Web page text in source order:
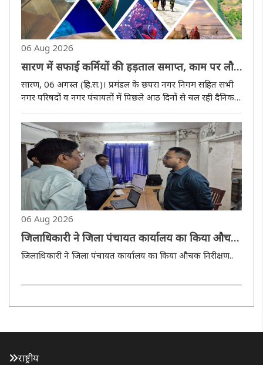
06 Aug 2026
सारण में सफाई कर्मियों की हड़ताल समाप्त, काम पर लौटे
कर्मी
सारण, 06 अगस्त (हि.स.)। प्रमंडल के छपरा नगर निगम सहित सभी
नगर परिषदों व नगर पंचायतों में पिछले आठ दिनों से चल रही दैनिक
समाप्त हो गई। बिहार लोकल बॉडीज इंप्लाइज फेडरेशन एवं बिहार
स्थानीय..
06 Aug 2026
जिलाधिकारी ने जिला पंचायत कार्यालय का किया औचक
निरीक्षण
जिलाधिकारी ने जिला पंचायत कार्यालय का किया औचक निरीक्षण..
राष्ट्रीय